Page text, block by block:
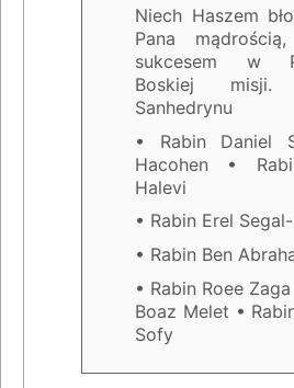
Niech Haszem
Pana
sukcesem w
Boskiej misji.
Sanhedrynu
• Rabin Daniel
Hacohen •
Halevi
• Rabin Erel
• Rabin Ben
• Rabin Roee
Boaz Melet •
Sofy